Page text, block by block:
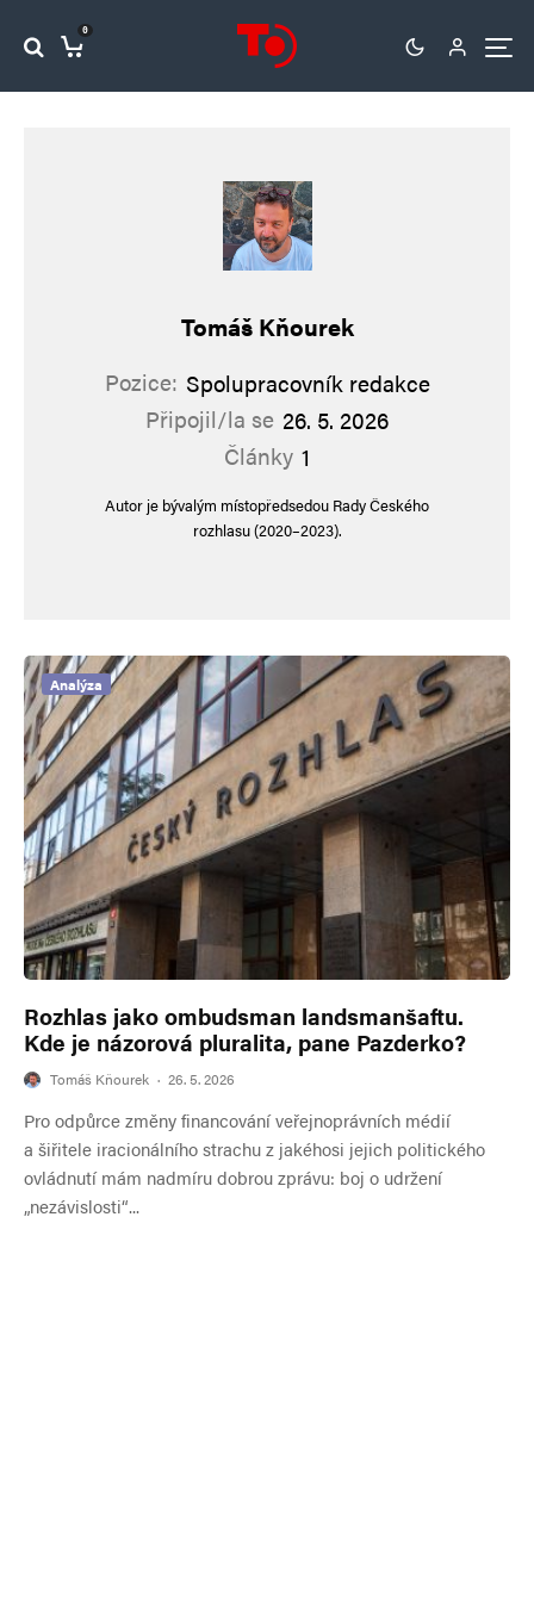
0
Tomáš Kňourek
Pozice: Spolupracovník redakce
Připojil/la se 26. 5. 2026
Články 1
Autor je bývalým místopředsedou Rady Českého
rozhlasu (2020–2023).
Analýza
Rozhlas jako ombudsman landsmanšaftu.
Kde je názorová pluralita, pane Pazderko?
Tomáš Kňourek · 26. 5. 2026
Pro odpůrce změny financování veřejnoprávních médií
a šiřitele iracionálního strachu z jakéhosi jejich politického
ovládnutí mám nadmíru dobrou zprávu: boj o udržení
„nezávislosti“...